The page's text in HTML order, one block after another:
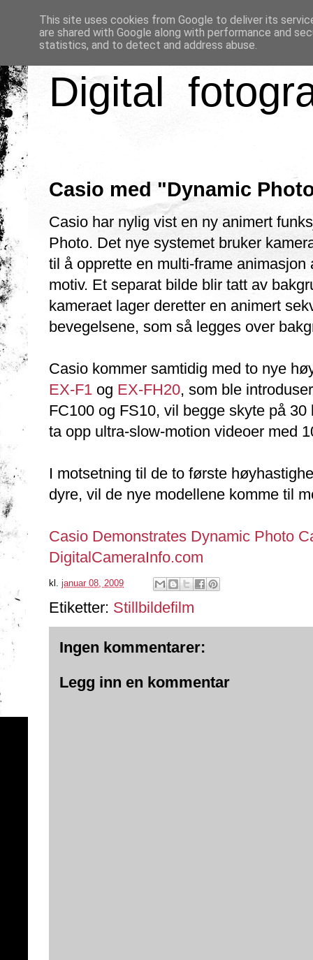
Digital
Casio med "Dynamic
Casio har nylig vist en ny animert
Photo. Det nye systemet bruker
til å opprette en multi-frame animasjon
motiv. Et separat bilde blir tatt av
kameraet lager deretter en animert
bevegelsene, som så legges over
Casio kommer samtidig med to nye
EX-F1 og EX-FH20, som ble
FC100 og FS10, vil begge skyte på
ta opp ultra-slow-motion videoer med
I motsetning til de to første
dyre, vil de nye modellene komme til
Casio Demonstrates Dynamic Photo
DigitalCameraInfo.com
kl. januar 08, 2009
Etiketter: Stillbildefilm
Ingen kommentarer:
Legg inn en kommentar
This site uses cookies from Google to deliver its
are shared with Google along with performance and
statistics, and to detect and address abuse.